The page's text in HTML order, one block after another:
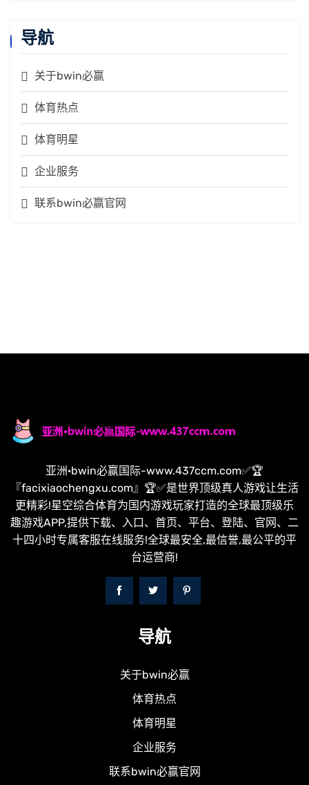
导航
关于bwin必赢
体育热点
体育明星
企业服务
联系bwin必赢官网
亚洲·bwin必赢国际-www.437ccm.com✅🏆
『facixiaochengxu.com』🏆✅是世界顶级真人游戏让生活
更精彩!星空综合体育为国内游戏玩家打造的全球最顶级乐
趣游戏APP,提供下载、入口、首页、平台、登陆、官网、二
十四小时专属客服在线服务!全球最安全,最信誉,最公平的平
台运营商!
导航
关于bwin必赢
体育热点
体育明星
企业服务
联系bwin必赢官网